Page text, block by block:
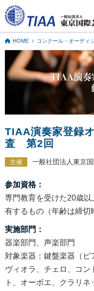
HOME コンクール・オーディ
TIAA演奏家登録
査 第2回
主催 一般社団法人東京
参加資格：
専門教育を受けた20歳
有するもの（年齢は締切
実施部門：
器楽部門、声楽部門
対象楽器：鍵盤楽器（ピ
ヴィオラ、チェロ、コ
ト、オーボエ、クラリ